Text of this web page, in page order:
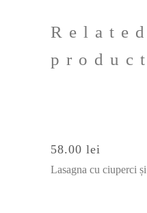
Related
58.00 lei
Lasagna cu ciuperci